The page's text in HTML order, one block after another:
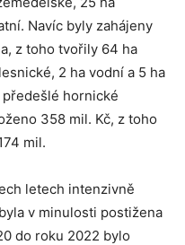
Navíc byly zahájeny
z toho tvořily 64 ha
2 ha vodní a 5 ha
hornické
358 mil. Kč, z toho
mil.
letech intenzivně
v minulosti postižena
do roku 2022 bylo